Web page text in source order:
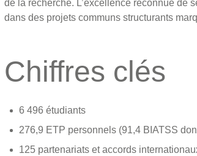
de la recherche. L’excellence reconnue de
dans des projets communs structurants
Chiffres clés
6 496 étudiants
276,9 ETP personnels (91,4 BIATSS
125 partenariats et accords